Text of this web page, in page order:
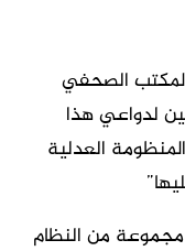
الصحفي
لدواعي هذا
العدلية
من النظام